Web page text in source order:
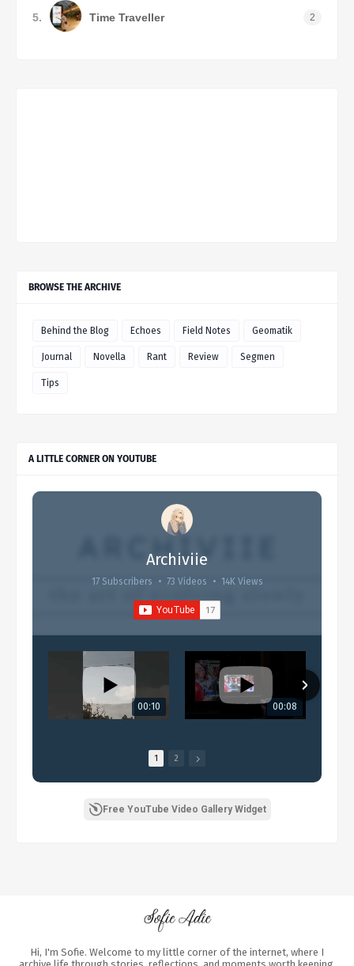
5. Time Traveller 2
BROWSE THE ARCHIVE
Behind the Blog Echoes Field Notes Geomatik
Journal Novella Rant Review Segmen
Tips
A LITTLE CORNER ON YOUTUBE
Archiviie
17 Subscribers • 73 Videos • 14K Views
00:10 00:08
1 2
Free YouTube Video Gallery Widget
Hi, I'm Sofie. Welcome to my little corner of the internet, where I